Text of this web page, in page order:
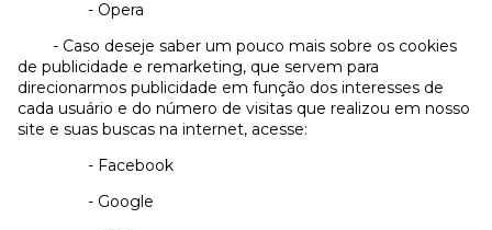
- Opera
- Caso deseje saber um pouco mais sobre os cookies
de publicidade e remarketing, que servem para
direcionarmos publicidade em função dos interesses de
cada usuário e do número de visitas que realizou em nosso
site e suas buscas na internet, acesse:
- Facebook
- Google